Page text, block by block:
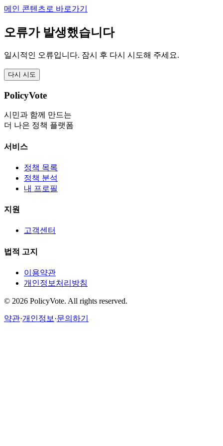
메인 콘텐츠로 바로가기
오류가 발생했습니다
일시적인 오류입니다. 잠시 후 다시 시도해 주세요.
다시 시도
PolicyVote
시민과 함께 만드는
더 나은 정책 플랫폼
서비스
정책 목록
정책 분석
내 프로필
지원
고객센터
법적 고지
이용약관
개인정보처리방침
© 2026 PolicyVote. All rights reserved.
약관·개인정보 ·문의하기